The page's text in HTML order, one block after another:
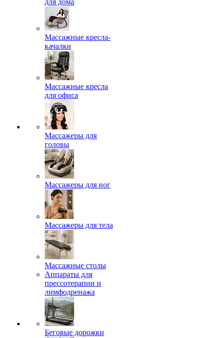
для дома
Массажные кресла-
качалки
Массажные кресла
для офиса
Массажеры для
головы
Массажеры для ног
Массажеры для тела
Массажные столы
Аппараты для
прессотерапии и
лимфодренажа
Беговые дорожки